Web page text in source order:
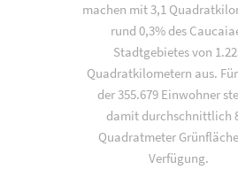
machen mit 3,1
rund 0,3% des
Stadtgebietes von
Quadratkilometern aus.
der 355.679 Einwohner
damit durchschnittlich
Quadratmeter
Verfügung.